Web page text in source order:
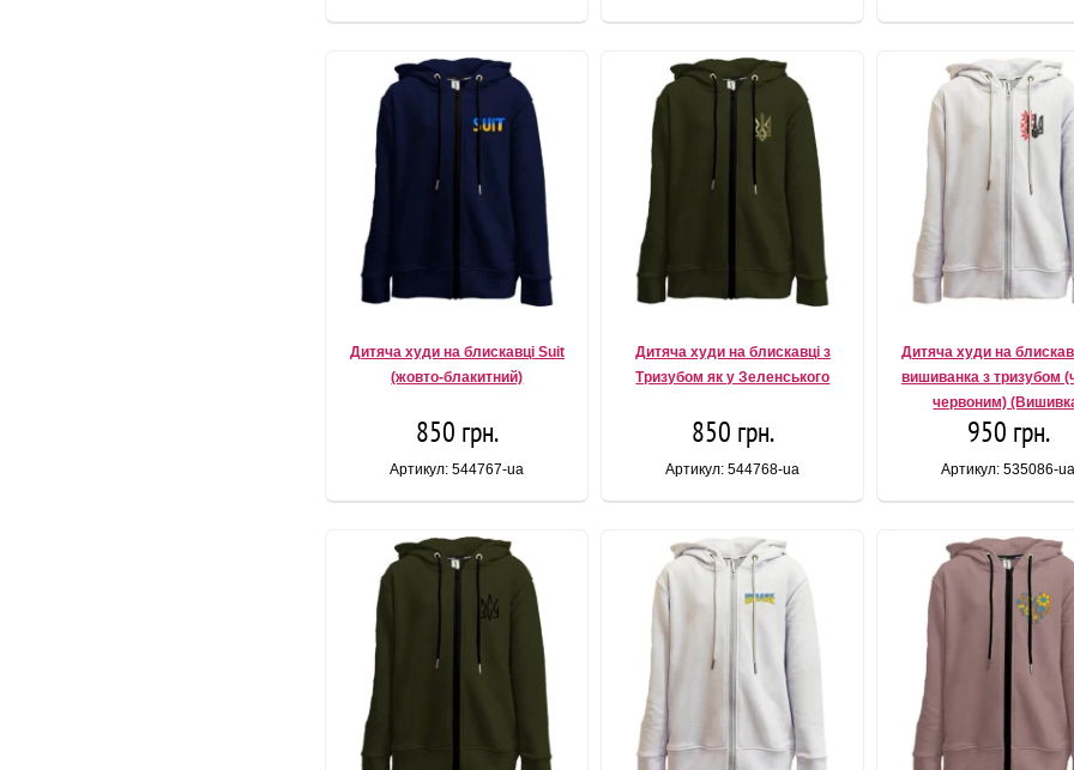
Дитяча худи на блискавці Suit
(жовто-блакитний)
850 грн.
Артикул: 544767-ua
Дитяча худи на блискавці з
Тризубом як у Зеленського
850 грн.
Артикул: 544768-ua
Дитяча худи на
вишиванка з тризубом
червоним)
950 грн.
Артикул: 535086-ua